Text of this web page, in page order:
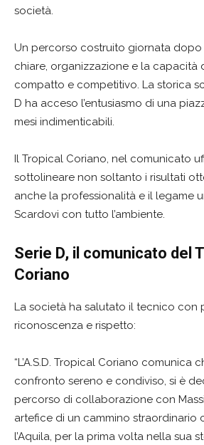
società.
Un percorso costruito giornata
chiare, organizzazione e la capacità
compatto e competitivo. La storica
D ha acceso l’entusiasmo di una
mesi indimenticabili.
Il Tropical Coriano, nel comunicato
sottolineare non soltanto i risultati
anche la professionalità e il legame
Scardovi con tutto l’ambiente.
Serie D, il comunicato del
Coriano
La società ha salutato il tecnico con
riconoscenza e rispetto:
“L’A.S.D. Tropical Coriano comunica
confronto sereno e condiviso, si è
percorso di collaborazione con
artefice di un cammino straordinario
l’Aquila, per la prima volta nella sua